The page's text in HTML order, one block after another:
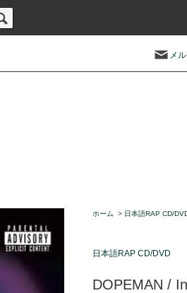
メ
ホーム > 日本語RAP CD/
日本語RAP CD/DVD
DOPEMAN /